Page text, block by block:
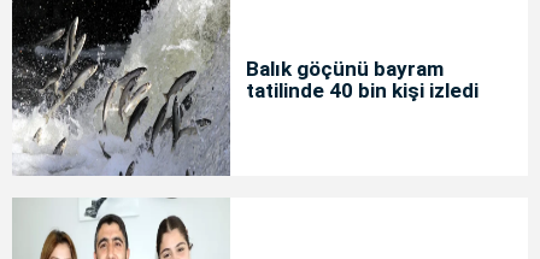
Balık göçünü bayram
tatilinde 40 bin kişi izledi